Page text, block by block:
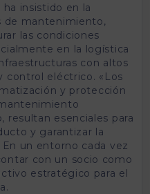
insistido en la
de mantenimiento,
las condiciones
en la logística
con altos
control eléctrico. «Los
y protección
esenciales para
y garantizar la
un entorno cada vez
con un socio como
estratégico para el